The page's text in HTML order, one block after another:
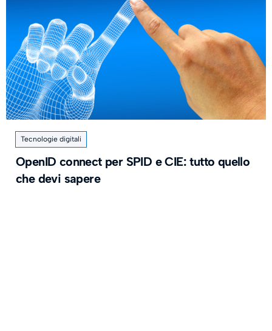
Tecnologie digitali
OpenID connect per SPID e CIE: tutto quello
che devi sapere